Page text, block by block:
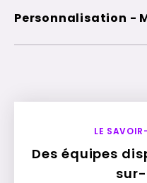
Personnalisation -
LE
Des équipes